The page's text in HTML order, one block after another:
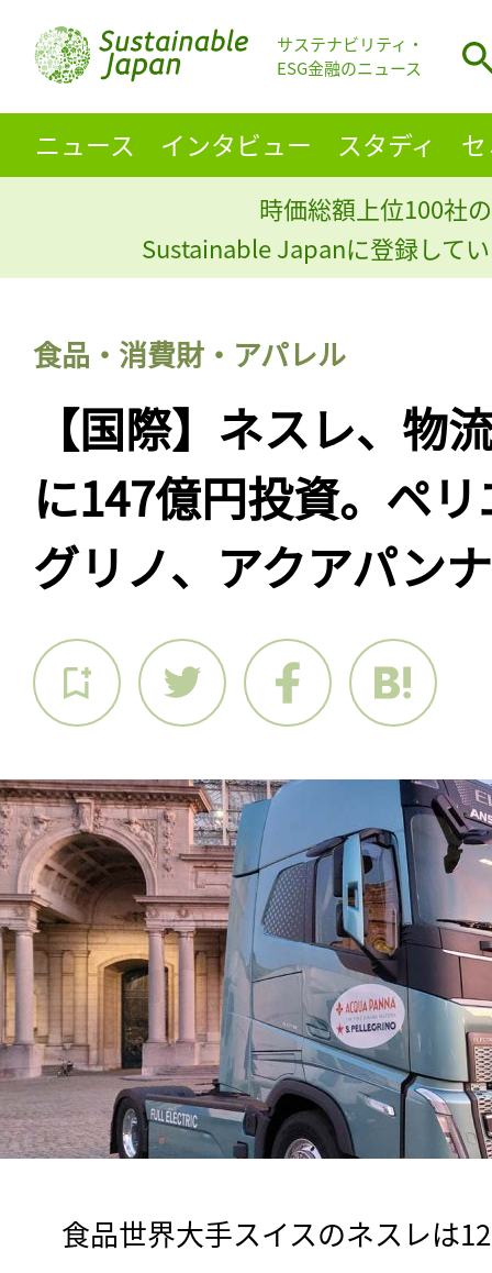
サステナビリティ・
ESG金融のニュース
ニュース インタビュー スタディ
時価総額上位100社
Sustainable Japanに登録して
食品・消費財・アパレル
【国際】ネスレ、物
に147億円投資。ペ
グリノ、アクアパン
食品世界大手スイスのネスレは